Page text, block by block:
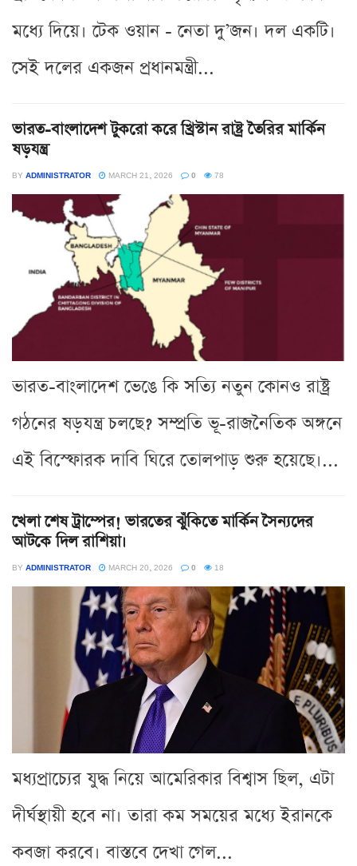
মধ্যে দিয়ে। টেক ওয়ান - নেতা দু’জন। দল একটি।
সেই দলের একজন প্রধানমন্ত্রী...
ভারত-বাংলাদেশ টুকরো করে খ্রিস্টান রাষ্ট্র তৈরির মার্কিন
ষড়যন্ত্র
BY ADMINISTRATOR MARCH 21, 2026 0 78
ভারত-বাংলাদেশ ভেঙে কি সত্যি নতুন কোনও রাষ্ট্র
গঠনের ষড়যন্ত্র চলছে? সম্প্রতি ভূ-রাজনৈতিক অঙ্গনে
এই বিস্ফোরক দাবি ঘিরে তোলপাড় শুরু হয়েছে।...
খেলা শেষ ট্রাম্পের! ভারতের ঝুঁকিতে মার্কিন সৈন্যদের
আটকে দিল রাশিয়া।
BY ADMINISTRATOR MARCH 20, 2026 0 18
মধ্যপ্রাচ্যের যুদ্ধ নিয়ে আমেরিকার বিশ্বাস ছিল, এটা
দীর্ঘস্থায়ী হবে না। তারা কম সময়ের মধ্যে ইরানকে
কবজা করবে। বাস্তবে দেখা গেল...